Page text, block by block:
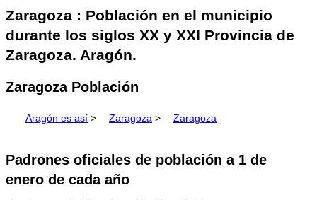
Zaragoza : Población en el municipio
durante los siglos XX y XXI Provincia de
Zaragoza. Aragón.
Zaragoza Población
Aragón es así > Zaragoza > Zaragoza
Padrones oficiales de población a 1 de
enero de cada año